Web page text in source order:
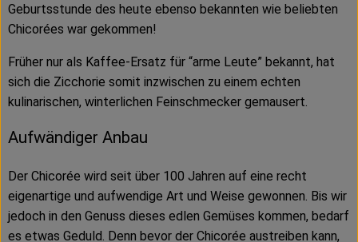
Geburtsstunde des heute ebenso bekannten wie beliebten
Chicorées war gekommen!
Früher nur als Kaffee-Ersatz für “arme Leute” bekannt, hat
sich die Zicchorie somit inzwischen zu einem echten
kulinarischen, winterlichen Feinschmecker gemausert.
Aufwändiger Anbau
Der Chicorée wird seit über 100 Jahren auf eine recht
eigenartige und aufwendige Art und Weise gewonnen. Bis wir
jedoch in den Genuss dieses edlen Gemüses kommen, bedarf
es etwas Geduld. Denn bevor der Chicorée austreiben kann,